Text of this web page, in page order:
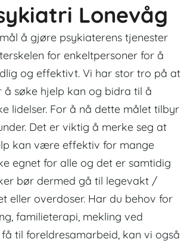
Lonevåg
å gjøre psykiaterens tjenester
for enkeltpersoner for å
og effektivt. Vi har stor tro på at
å søke hjelp kan og bidra til å
lidelser. For å nå dette målet tilbyr
Det er viktig å merke seg at
kan være effektiv for mange
egnet for alle og det er samtidig
bør dermed gå til legevakt /
eller overdoser. Har du behov for
familieterapi, mekling ved
til foreldresamarbeid, kan vi også